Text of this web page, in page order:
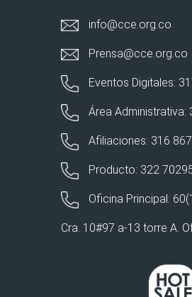
info@cce.org.co
Prensa@cce.org.co
Eventos Digitales:
Área Administrativa:
Afiliaciones: 316
Producto: 322
Oficina Principal:
Cra. 10#97 a-13 torre A.